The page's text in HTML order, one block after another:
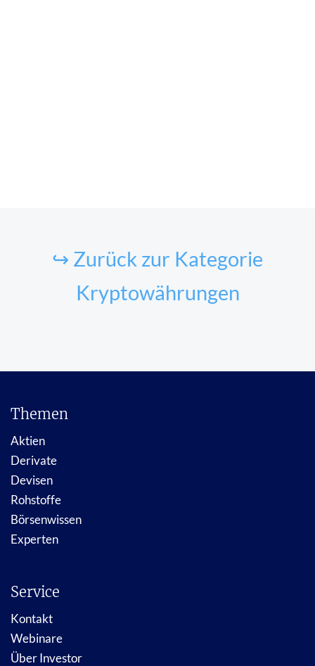
↪ Zurück zur Kategorie
Kryptowährungen
Themen
Aktien
Derivate
Devisen
Rohstoffe
Börsenwissen
Experten
Service
Kontakt
Webinare
Über Investor